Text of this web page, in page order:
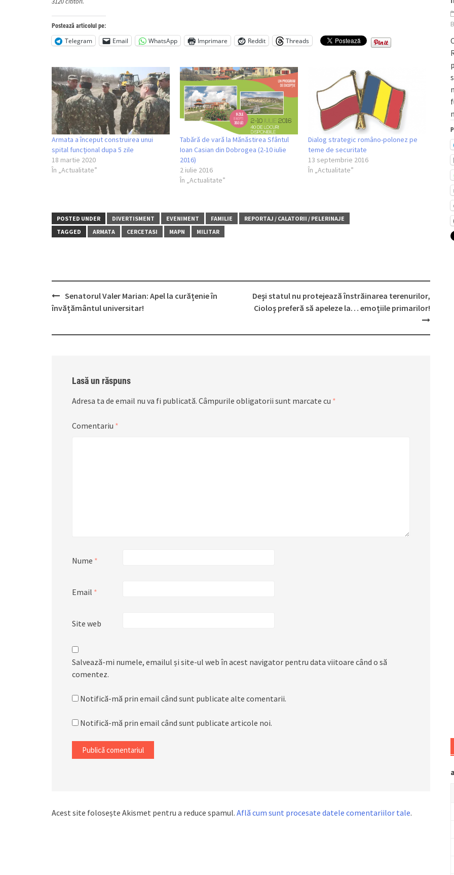
Postează articolul pe:
Telegram Email WhatsApp Imprimare Reddit Threads
Armata a început construirea unui
spital funcțional dupa 5 zile
18 martie 2020
În „Actualitate”
Tabără de vară la Mănăstirea Sfântul
Ioan Casian din Dobrogea (2-10 iulie
2016)
2 iulie 2016
În „Actualitate”
Dialog strategic româno-polonez pe
teme de securitate
13 septembrie 2016
În „Actualitate”
POSTED UNDER DIVERTISMENT EVENIMENT FAMILIE
REPORTAJ / CALATORII / PELERINAJE
TAGGED
ARMATA CERCETASI MAPN MILITAR
Post
navigation
Senatorul Valer Marian: Apel la curățenie în
învățământul universitar!
Deşi statul nu protejează înstrăinarea terenurilor,
Cioloş preferă să apeleze la… emoţiile primarilor!
Lasă un răspuns
Adresa ta de email nu va fi publicată. Câmpurile obligatorii sunt marcate cu *
Comentariu *
Nume *
Email *
Site web
Salvează-mi numele, emailul și site-ul web în acest navigator pentru data viitoare când o să
comentez.
Notifică-mă prin email când sunt publicate alte comentarii.
Notifică-mă prin email când sunt publicate articole noi.
Acest site folosește Akismet pentru a reduce spamul. Află cum sunt procesate datele comentariilor tale.